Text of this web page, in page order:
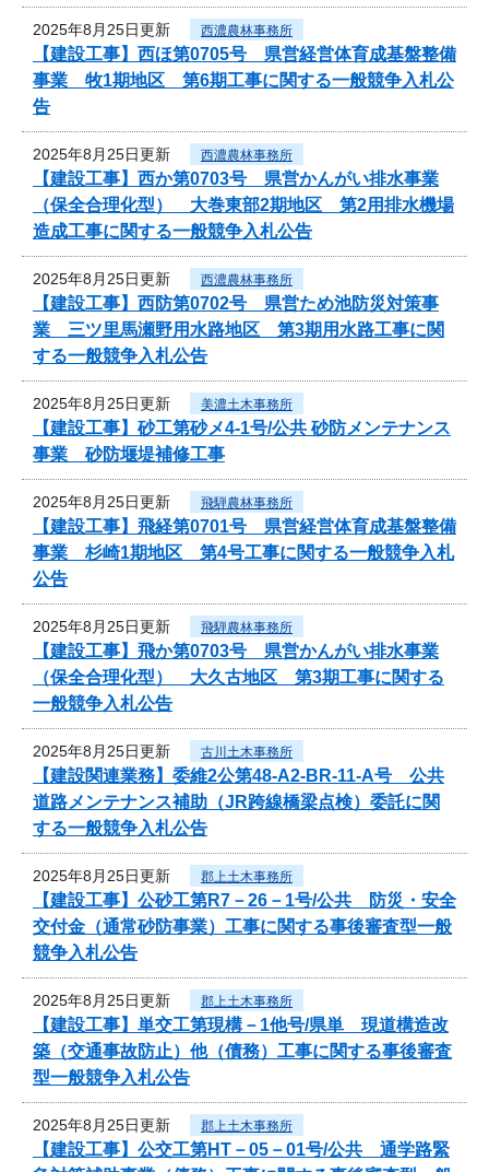
2025年8月25日更新 西濃農林事務所
【建設工事】西ほ第0705号 県営経営体育成基盤整備
事業 牧1期地区 第6期工事に関する一般競争入札公
告
2025年8月25日更新 西濃農林事務所
【建設工事】西か第0703号 県営かんがい排水事業
（保全合理化型） 大巻東部2期地区 第2用排水機場
造成工事に関する一般競争入札公告
2025年8月25日更新 西濃農林事務所
【建設工事】西防第0702号 県営ため池防災対策事
業 三ツ里馬瀬野用水路地区 第3期用水路工事に関
する一般競争入札公告
2025年8月25日更新 美濃土木事務所
【建設工事】砂工第砂メ4-1号/公共 砂防メンテナンス
事業 砂防堰堤補修工事
2025年8月25日更新 飛騨農林事務所
【建設工事】飛経第0701号 県営経営体育成基盤整備
事業 杉崎1期地区 第4号工事に関する一般競争入札
公告
2025年8月25日更新 飛騨農林事務所
【建設工事】飛か第0703号 県営かんがい排水事業
（保全合理化型） 大久古地区 第3期工事に関する
一般競争入札公告
2025年8月25日更新 古川土木事務所
【建設関連業務】委維2公第48-A2-BR-11-A号 公共
道路メンテナンス補助（JR跨線橋梁点検）委託に関
する一般競争入札公告
2025年8月25日更新 郡上土木事務所
【建設工事】公砂工第R7－26－1号/公共 防災・安全
交付金（通常砂防事業）工事に関する事後審査型一般
競争入札公告
2025年8月25日更新 郡上土木事務所
【建設工事】単交工第現構－1他号/県単 現道構造改
築（交通事故防止）他（債務）工事に関する事後審査
型一般競争入札公告
2025年8月25日更新 郡上土木事務所
【建設工事】公交工第HT－05－01号/公共 通学路緊